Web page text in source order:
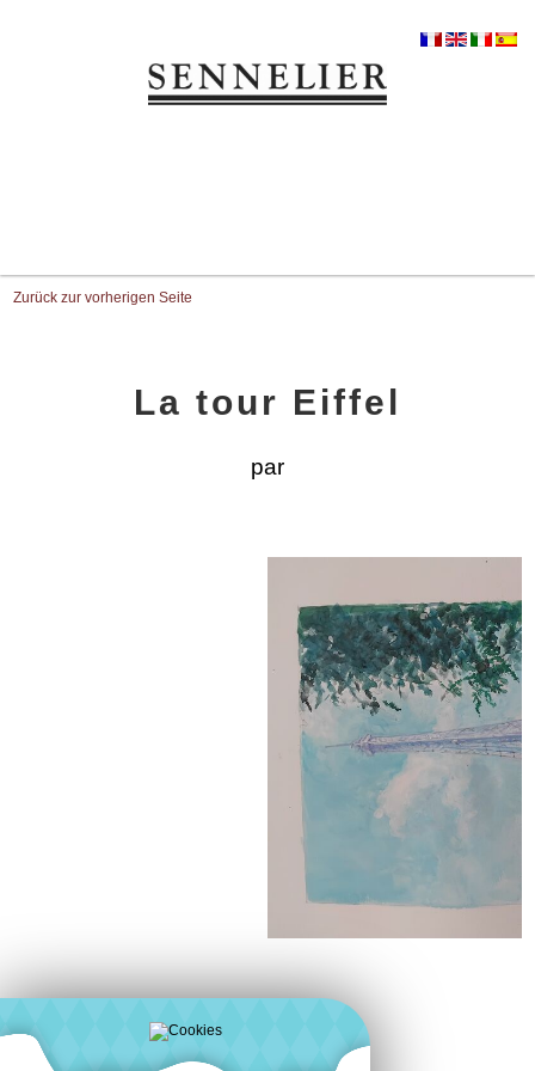
Zurück zur vorherigen Seite
La tour Eiffel
par